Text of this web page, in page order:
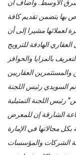
الأوسط. وأضاف أن
بها يتضمن تقديم كافة
لعملائها مشيرا إلى أن
الهادفة للترويج
بالمزايا والحوافز
والمستثمرين العقاريين
السويدي رئيس اللجنة
اللجنة التمثيلية
الشارقة إن للمعرض
مجالاتها في الإمارة
الشركات والمؤسسات